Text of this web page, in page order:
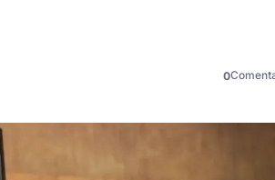
0